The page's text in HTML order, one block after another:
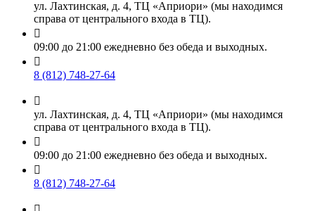
ул. Лахтинская, д. 4, ТЦ «Априори» (мы находимся
справа от центрального входа в ТЦ).

09:00 до 21:00 ежедневно без обеда и выходных.

8 (812) 748-27-64

ул. Лахтинская, д. 4, ТЦ «Априори» (мы находимся
справа от центрального входа в ТЦ).

09:00 до 21:00 ежедневно без обеда и выходных.

8 (812) 748-27-64